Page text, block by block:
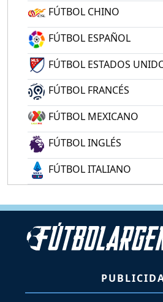
FÚTBOL CHINO
FÚTBOL ESPAÑOL
FÚTBOL ESTADOS
FÚTBOL FRANCÉS
FÚTBOL MEXICANO
FÚTBOL INGLÉS
FÚTBOL ITALIANO